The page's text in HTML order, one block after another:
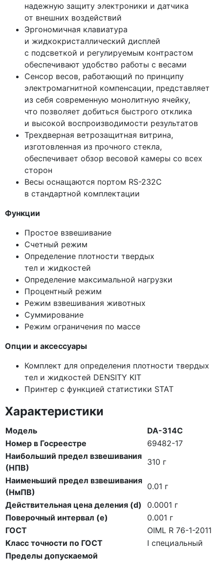
надежную защиту электроники и датчика
от внешних воздействий
Эргономичная клавиатура
и жидкокристаллический дисплей
с подсветкой и регулируемым контрастом
обеспечивают удобство работы с весами
Сенсор весов, работающий по принципу
электромагнитной компенсации, представляет
из себя современную монолитную ячейку,
что позволяет добиться быстрого отклика
и высокой воспроизводимости результатов
Трехдверная ветрозащитная витрина,
изготовленная из прочного стекла,
обеспечивает обзор весовой камеры со всех
сторон
Весы оснащаются портом RS-232C
в стандартной комплектации
​Функции
Простое взвешивание
Счетный режим
Определение плотности твердых
тел и жидкостей
Определение максимальной нагрузки
Процентный режим
Режим взвешивания животных
Суммирование
Режим ограничения по массе
Опции и аксессуары
Комплект для определения плотности твердых
тел и жидкостей DENSITY KIT
Принтер с функцией статистики STAT
Характеристики
Модель
DA-314C
Номер в Госреестре
69482-17
Наибольший предел взвешивания
(НПВ)
310 г
Наименьший предел взвешивания
(НмПВ)
0.01 г
Действительная цена деления (d)
0.0001 г
Поверочный интервал (е)
0.001 г
ГОСТ
OIML R 76-1-2011
Класс точности по ГОСТ
I специальный
Пределы допускаемой